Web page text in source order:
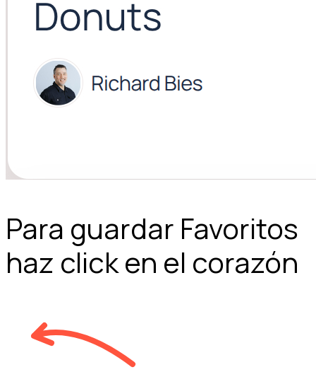
Para guardar Favoritos
haz click en el corazón